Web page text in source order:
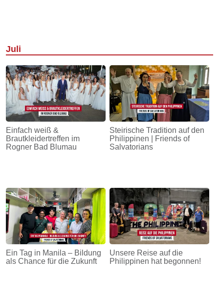
Juli
Einfach weiß &
Brautkleidertreffen im
Rogner Bad Blumau
Steirische Tradition auf den
Philippinen | Friends of
Salvatorians
Ein Tag in Manila – Bildung
als Chance für die Zukunft
Unsere Reise auf die
Philippinen hat begonnen!